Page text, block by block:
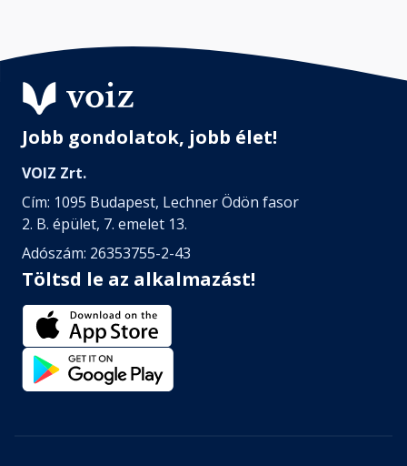
Jobb gondolatok, jobb élet!
VOIZ Zrt.
Cím: 1095 Budapest, Lechner Ödön fasor
2. B. épület, 7. emelet 13.
Adószám: 26353755-2-43
Töltsd le az alkalmazást!